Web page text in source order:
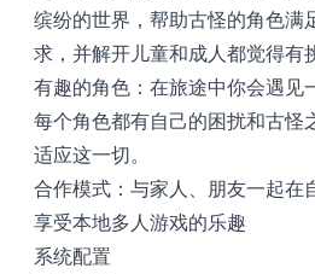
缤纷的世界，帮助古怪的角色满
求，并解开儿童和成人都觉得有
有趣的角色：在旅途中你会遇见
每个角色都有自己的困扰和古怪
适应这一切。
合作模式：与家人、朋友一起在
享受本地多人游戏的乐趣
系统配置